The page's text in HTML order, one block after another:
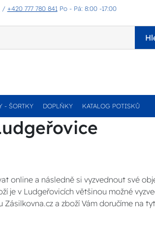
/ +420 777 780 841 Po - Pá: 8:00 -17:00
- ŠORTKY DOPLŇKY KATALOG POTISKŮ
online a následně si vyzvednout své
je v Ludgeřovicích většinou možné
a zboží Vám doručíme na